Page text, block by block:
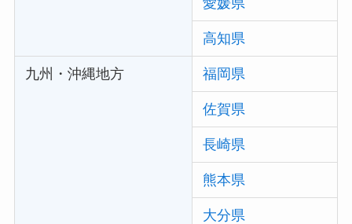
高知県
九州・沖縄地方 福岡県
佐賀県
長崎県
熊本県
大分県